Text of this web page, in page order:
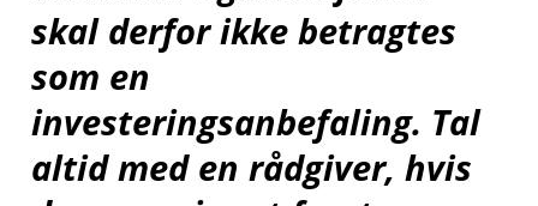
skal derfor ikke betragtes
som en
investeringsanbefaling. Tal
altid med en rådgiver, hvis